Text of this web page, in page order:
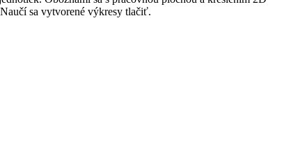
sa vytvorené výkresy tlačiť.